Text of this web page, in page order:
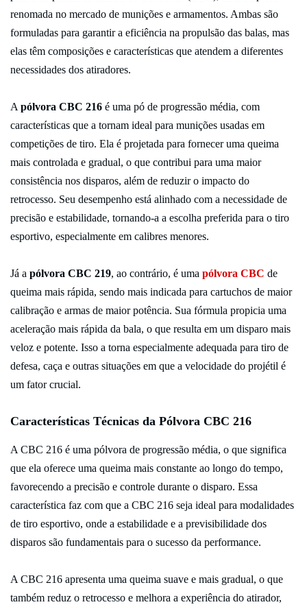
renomada no mercado de munições e armamentos. Ambas são
formuladas para garantir a eficiência na propulsão das balas, mas
elas têm composições e características que atendem a diferentes
necessidades dos atiradores.
Apólvora CBC 216 é uma pó de progressão média, com
características que a tornam ideal para munições usadas em
competições de tiro. Ela é projetada para fornecer uma queima
mais controlada e gradual, o que contribui para uma maior
consistência nos disparos, além de reduzir o impacto do
retrocesso. Seu desempenho está alinhado com a necessidade de
precisão e estabilidade, tornando-a a escolha preferida para o tiro
esportivo, especialmente em calibres menores.
Já a pólvora CBC 219, ao contrário, é uma pólvora CBC de
queima mais rápida, sendo mais indicada para cartuchos de maior
calibração e armas de maior potência. Sua fórmula propicia uma
aceleração mais rápida da bala, o que resulta em um disparo mais
veloz e potente. Isso a torna especialmente adequada para tiro de
defesa, caça e outras situações em que a velocidade do projétil é
um fator crucial.
Características Técnicas da Pólvora CBC 216
A CBC 216 é uma pólvora de progressão média, o que significa
que ela oferece uma queima mais constante ao longo do tempo,
favorecendo a precisão e controle durante o disparo. Essa
característica faz com que a CBC 216 seja ideal para modalidades
de tiro esportivo, onde a estabilidade e a previsibilidade dos
disparos são fundamentais para o sucesso da performance.
A CBC 216 apresenta uma queima suave e mais gradual, o que
também reduz o retrocesso e melhora a experiência do atirador,